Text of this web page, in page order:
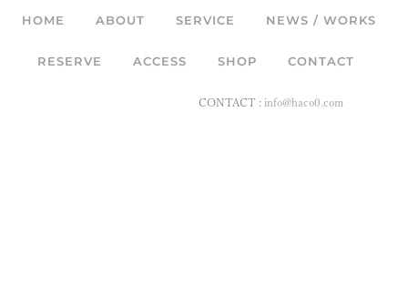
HOME ABOUT SERVICE NEWS / WORKS
RESERVE ACCESS SHOP CONTACT
CONTACT : info@haco0.com